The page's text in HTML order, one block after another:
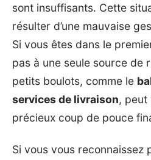
sont insuffisants. Cette
résulter d’une mauvaise
Si vous êtes dans le
pas à une seule source de
petits boulots, comme le
services de livraison, peut
précieux coup de pouce
Si vous vous reconnaissez